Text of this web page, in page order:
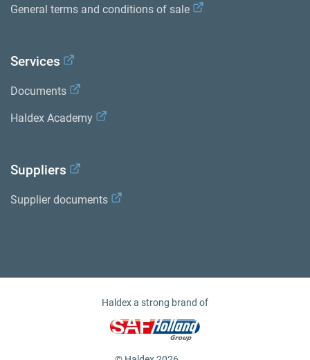
General terms and conditions of sale
Services
Documents
Haldex Academy
Suppliers
Supplier documents
Haldex a strong brand of